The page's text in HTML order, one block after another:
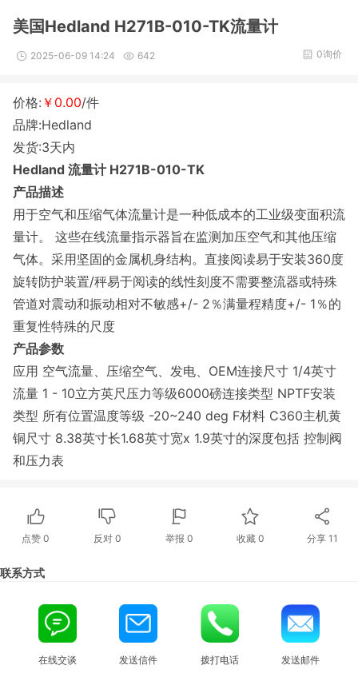
美国Hedland H271B-010-TK流量计
2025-06-09 14:24 642 0询价
价格: ￥0.00/件
品牌:Hedland
发货:3天内
Hedland 流量计 H271B-010-TK
产品描述
用于空气和压缩气体流量计是一种低成本的工业级变面积流
量计。 这些在线流量指示器旨在监测加压空气和其他压缩
气体。采用坚固的金属机身结构。直接阅读易于安装360度
旋转防护装置/秤易于阅读的线性刻度不需要整流器或特殊
管道对震动和振动相对不敏感+/- 2％满量程精度+/- 1％的
重复性特殊的尺度
产品参数
应用 空气流量、压缩空气、发电、OEM连接尺寸 1/4英寸
流量 1 - 10立方英尺压力等级6000磅连接类型 NPTF安装
类型 所有位置温度等级 -20~240 deg F材料 C360主机黄
铜尺寸 8.38英寸长1.68英寸宽x 1.9英寸的深度包括 控制阀
和压力表
点赞0 反对 0 举报 0 收藏 0 分享 11
联系方式
在线交谈 发送信件 拨打电话 发送邮件